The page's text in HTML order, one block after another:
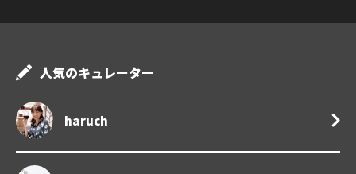
人気のキュレーター
haruch